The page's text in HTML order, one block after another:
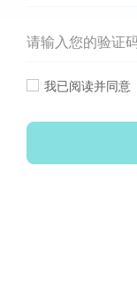
我已阅读并同意